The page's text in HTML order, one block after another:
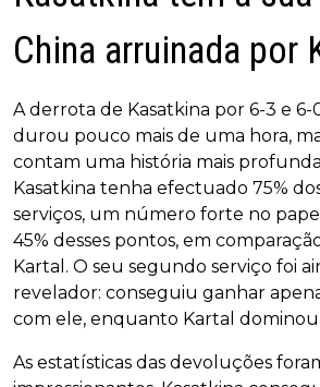
China arruinada por
A derrota de Kasatkina por 6-3 e 6-
durou pouco mais de uma hora,
contam uma história mais
Kasatkina tenha efectuado 75%
serviços, um número forte no
45% desses pontos, em
Kartal. O seu segundo serviço foi
revelador: conseguiu ganhar
com ele, enquanto Kartal dominou
As estatísticas das devoluções